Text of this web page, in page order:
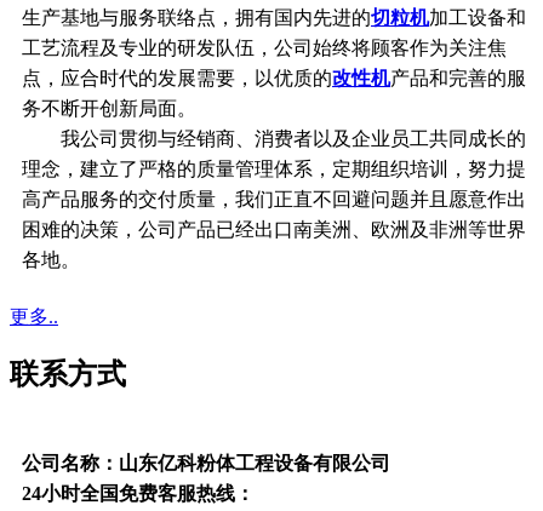
生产基地与服务联络点，拥有国内先进的切粒机加工设备和
工艺流程及专业的研发队伍，公司始终将顾客作为关注焦
点，应合时代的发展需要，以优质的改性机产品和完善的服
务不断开创新局面。
我公司贯彻与经销商、消费者以及企业员工共同成长的
理念，建立了严格的质量管理体系，定期组织培训，努力提
高产品服务的交付质量，我们正直不回避问题并且愿意作出
困难的决策，公司产品已经出口南美洲、欧洲及非洲等世界
各地。
更多..
联系方式
公司名称：山东亿科粉体工程设备有限公司
24小时全国免费客服热线：